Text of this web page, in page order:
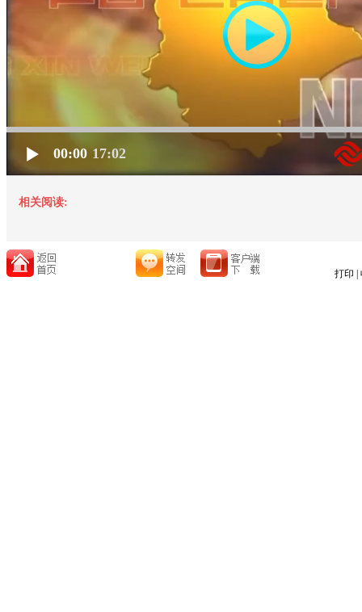
00:00 17:02
相关阅读:
打印